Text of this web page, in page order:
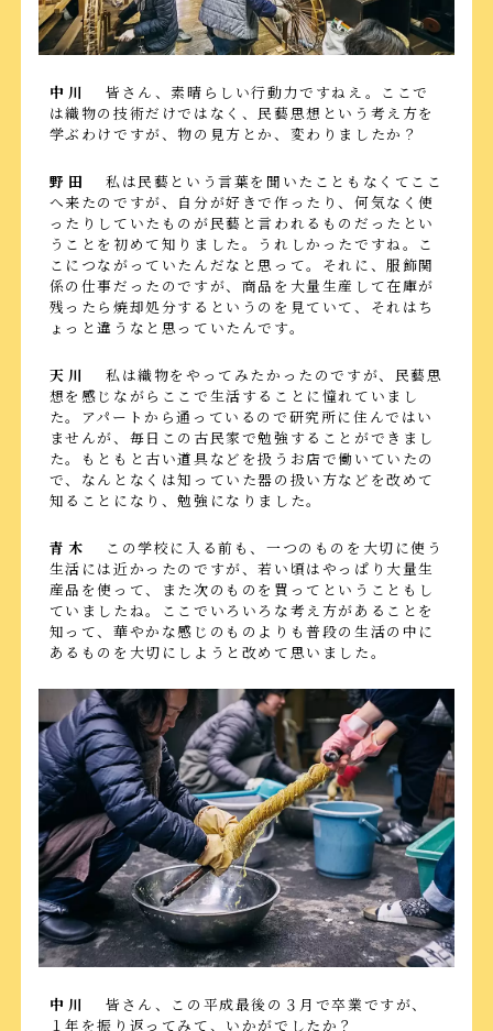
中川
皆さん、素晴らしい行動力ですねえ。ここで
は織物の技術だけではなく、民藝思想という考え方を
学ぶわけですが、物の見方とか、変わりましたか？
野田
私は民藝という言葉を聞いたこともなくてここ
へ来たのですが、自分が好きで作ったり、何気なく使
ったりしていたものが民藝と言われるものだったとい
うことを初めて知りました。うれしかったですね。こ
こにつながっていたんだなと思って。それに、服飾関
係の仕事だったのですが、商品を大量生産して在庫が
残ったら焼却処分するというのを見ていて、それはち
ょっと違うなと思っていたんです。
天川
私は織物をやってみたかったのですが、民藝思
想を感じながらここで生活することに憧れていまし
た。アパートから通っているので研究所に住んではい
ませんが、毎日この古民家で勉強することができまし
た。もともと古い道具などを扱うお店で働いていたの
で、なんとなくは知っていた器の扱い方などを改めて
知ることになり、勉強になりました。
青木
この学校に入る前も、一つのものを大切に使う
生活には近かったのですが、若い頃はやっぱり大量生
産品を使って、また次のものを買ってということもし
ていましたね。ここでいろいろな考え方があることを
知って、華やかな感じのものよりも普段の生活の中に
あるものを大切にしようと改めて思いました。
中川
皆さん、この平成最後の３月で卒業ですが、
１年を振り返ってみて、いかがでしたか？